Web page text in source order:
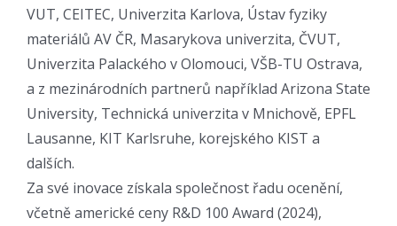
VUT, CEITEC, Univerzita Karlova, Ústav fyziky
materiálů AV ČR, Masarykova univerzita, ČVUT,
Univerzita Palackého v Olomouci, VŠB-TU Ostrava,
a z mezinárodních partnerů například Arizona State
University, Technická univerzita v Mnichově, EPFL
Lausanne, KIT Karlsruhe, korejského KIST a
dalších.
Za své inovace získala společnost řadu ocenění,
včetně americké ceny R&D 100 Award (2024),